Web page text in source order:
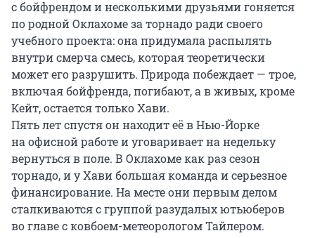
с бойфрендом и несколькими друзьями гоняется
по родной Оклахоме за торнадо ради своего
учебного проекта: она придумала распылять
внутри смерча смесь, которая теоретически
может его разрушить. Природа побеждает — трое,
включая бойфренда, погибают, а в живых, кроме
Кейт, остается только Хави.
Пять лет спустя он находит её в Нью-Йорке
на офисной работе и уговаривает на недельку
вернуться в поле. В Оклахоме как раз сезон
торнадо, и у Хави большая команда и серьезное
финансирование. На месте они первым делом
сталкиваются с группой разудалых ютьюберов
во главе с ковбоем-метеорологом Тайлером.